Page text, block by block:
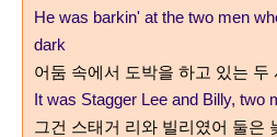
He was barkin' at the two men w
dark
어둠 속에서 도박을 하고 있는 두
It was Stagger Lee and Billy, two
그건 스태거 리와 빌리였어 둘은